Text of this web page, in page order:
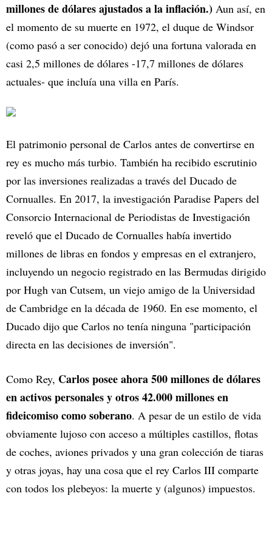
millones de dólares ajustados a la inflación.) Aun así, en
el momento de su muerte en 1972, el duque de Windsor
(como pasó a ser conocido) dejó una fortuna valorada en
casi 2,5 millones de dólares -17,7 millones de dólares
actuales- que incluía una villa en París.
El patrimonio personal de Carlos antes de convertirse en
rey es mucho más turbio. También ha recibido escrutinio
por las inversiones realizadas a través del Ducado de
Cornualles. En 2017, la investigación Paradise Papers del
Consorcio Internacional de Periodistas de Investigación
reveló que el Ducado de Cornualles había invertido
millones de libras en fondos y empresas en el extranjero,
incluyendo un negocio registrado en las Bermudas dirigido
por Hugh van Cutsem, un viejo amigo de la Universidad
de Cambridge en la década de 1960. En ese momento, el
Ducado dijo que Carlos no tenía ninguna "participación
directa en las decisiones de inversión".
Como Rey, Carlos posee ahora 500 millones de dólares
en activos personales y otros 42.000 millones en
fideicomiso como soberano. A pesar de un estilo de vida
obviamente lujoso con acceso a múltiples castillos, flotas
de coches, aviones privados y una gran colección de tiaras
y otras joyas, hay una cosa que el rey Carlos III comparte
con todos los plebeyos: la muerte y (algunos) impuestos.